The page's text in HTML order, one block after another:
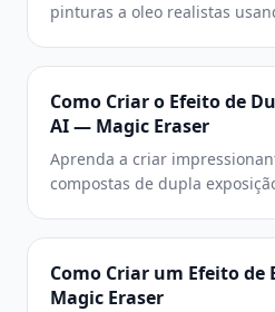
pinturas a oleo realistas
arte de parede.
Como Criar o Efeito de
AI — Magic Eraser
Aprenda a criar
compostas de dupla
correção de cor.
Como Criar um Efeito de
Magic Eraser